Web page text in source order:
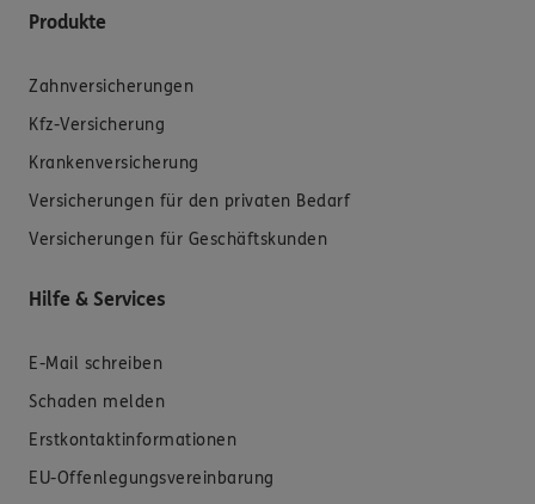
Produkte
Zahnversicherungen
Kfz-Versicherung
Krankenversicherung
Versicherungen für den privaten Bedarf
Versicherungen für Geschäftskunden
Hilfe & Services
E-Mail schreiben
Schaden melden
Erstkontaktinformationen
EU-Offenlegungsvereinbarung